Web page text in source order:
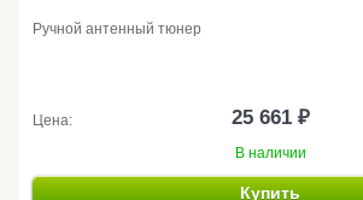
Ручной антенный тюнер
Цена: 25 661 ₽
В наличии
Купить